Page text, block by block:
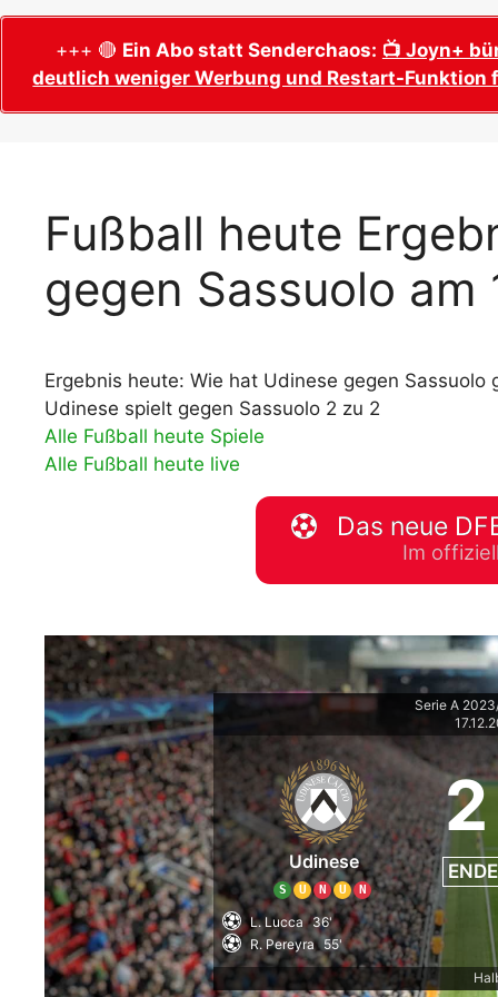
Wer wird Fußball-Weltmeister 2026?
Alle WM 2026 Trainer
Adidas Trionda: offizielle WM 2026
Spielball
Alle Nationalspieler der FIFA Fußball WM
WM 2026 Qualifikation in Europa: Tabelle
& Spielplan
WM 2026
Termine,
WM 2026
WM 2026
Spielort
WM 2026
+++ 🔴 Ein Abo statt Senderchaos: 📺 Joyn+
deutlich weniger Werbung und Restart-
Fußball heute
gegen Sassuolo am
Ergebnis heute: Wie hat Udinese gegen Sassuolo
Udinese spielt gegen Sassuolo 2 zu 2
Alle Fußball heute Spiele
Alle Fußball heute live
Das neue
Im
Serie A
Udinese
S U N U N
2
L. Lucca 36'
R. Pereyra 55'